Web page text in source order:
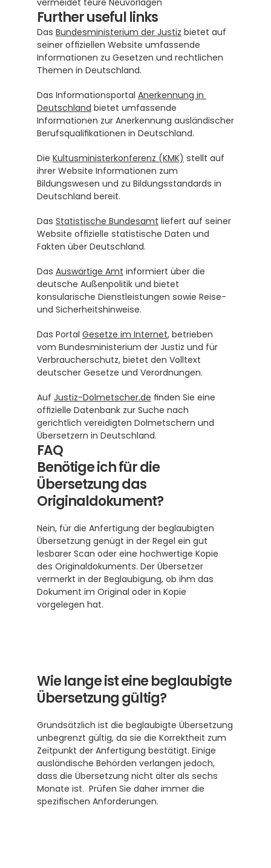
vermeidet teure Neuvorlagen
Further useful links
Das Bundesministerium der Justiz bietet auf
seiner offiziellen Website umfassende
Informationen zu Gesetzen und rechtlichen
Themen in Deutschland.
Das Informationsportal Anerkennung in
Deutschland bietet umfassende
Informationen zur Anerkennung ausländischer
Berufsqualifikationen in Deutschland.
Die Kultusministerkonferenz (KMK) stellt auf
ihrer Website Informationen zum
Bildungswesen und zu Bildungsstandards in
Deutschland bereit.
Das Statistische Bundesamt liefert auf seiner
Website offizielle statistische Daten und
Fakten über Deutschland.
Das Auswärtige Amt informiert über die
deutsche Außenpolitik und bietet
konsularische Dienstleistungen sowie Reise-
und Sicherheitshinweise.
Das Portal Gesetze im Internet, betrieben
vom Bundesministerium der Justiz und für
Verbraucherschutz, bietet den Volltext
deutscher Gesetze und Verordnungen.
Auf Justiz-Dolmetscher.de finden Sie eine
offizielle Datenbank zur Suche nach
gerichtlich vereidigten Dolmetschern und
Übersetzern in Deutschland.
FAQ
Benötige ich für die
Übersetzung das
Originaldokument?
Nein, für die Anfertigung der beglaubigten
Übersetzung genügt in der Regel ein gut
lesbarer Scan oder eine hochwertige Kopie
des Originaldokuments. Der Übersetzer
vermerkt in der Beglaubigung, ob ihm das
Dokument im Original oder in Kopie
vorgelegen hat.
Wie lange ist eine beglaubigte
Übersetzung gültig?
Grundsätzlich ist die beglaubigte Übersetzung
unbegrenzt gültig, da sie die Korrektheit zum
Zeitpunkt der Anfertigung bestätigt. Einige
ausländische Behörden verlangen jedoch,
dass die Übersetzung nicht älter als sechs
Monate ist.  Prüfen Sie daher immer die
spezifischen Anforderungen.